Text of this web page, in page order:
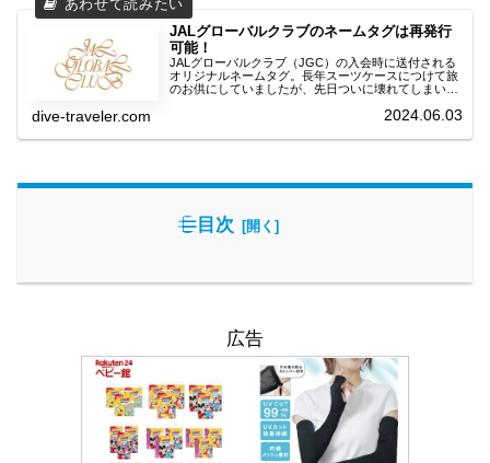
JALグローバルクラブのネームタグは再発行
可能！
JALグローバルクラブ（JGC）の入会時に送付される
オリジナルネームタグ。長年スーツケースにつけて旅
のお供にしていましたが、先日ついに壊れてしまいま
意外な回答が。JALグローバルクラブホルダ...
dive-traveler.com 2024.06.03
目次
広告